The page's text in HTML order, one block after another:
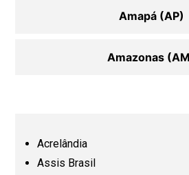
Amapá (AP)
Amazonas
Acrelândia
Assis Brasil